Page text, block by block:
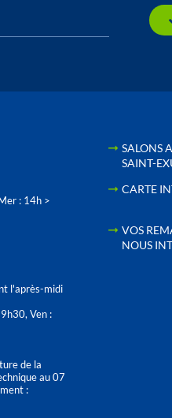
: 14h >
l'après-midi
Ven :
de la
au 07
:
SALONS
SAINT-
CARTE
VOS
NOUS